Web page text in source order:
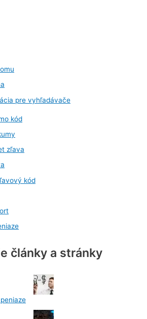
pre vyhľadávače
kód
zľava
kód
články a stránky